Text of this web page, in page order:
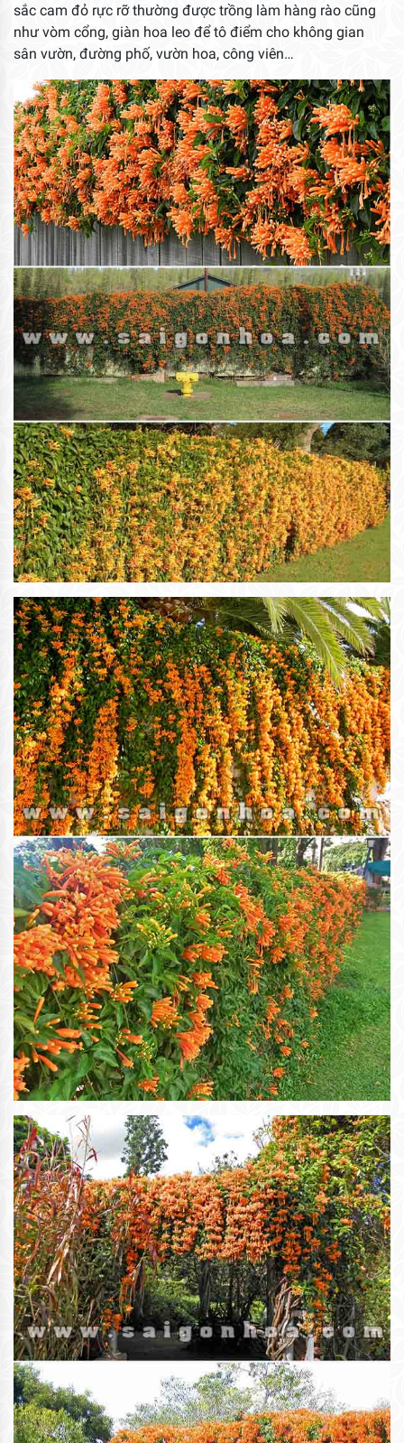
sắc cam đỏ rực rỡ thường được trồng làm hàng rào cũng
như vòm cổng, giàn hoa leo để tô điểm cho không gian
sân vườn, đường phố, vườn hoa, công viên…